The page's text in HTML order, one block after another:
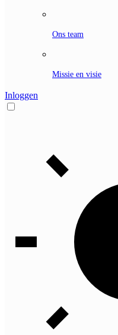
Ons team
Missie en visie
Inloggen